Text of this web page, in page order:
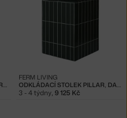
ODKLÁDACÍ STOLEK PILLAR, BROWN ODKLÁDACÍ STOLEK PILLAR, DARK GREEN
FERM LIVING
3 - 4 týdny, 9 125 Kč